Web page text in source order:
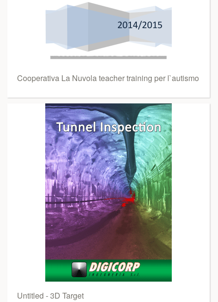
Cooperativa La Nuvola teacher training per l`autismo
Untitled - 3D Target